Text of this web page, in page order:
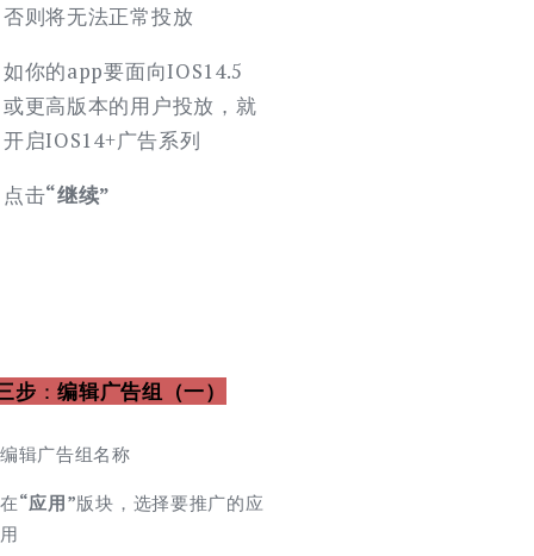
否则将无法正常投放
如你的app要面向IOS14.5
或更高版本的用户投放，就
开启IOS14+广告系列
点击“继续”
步 ：编辑广告组 （一）
编辑广告组名称
在“应用”版块，选择要推广的应
用